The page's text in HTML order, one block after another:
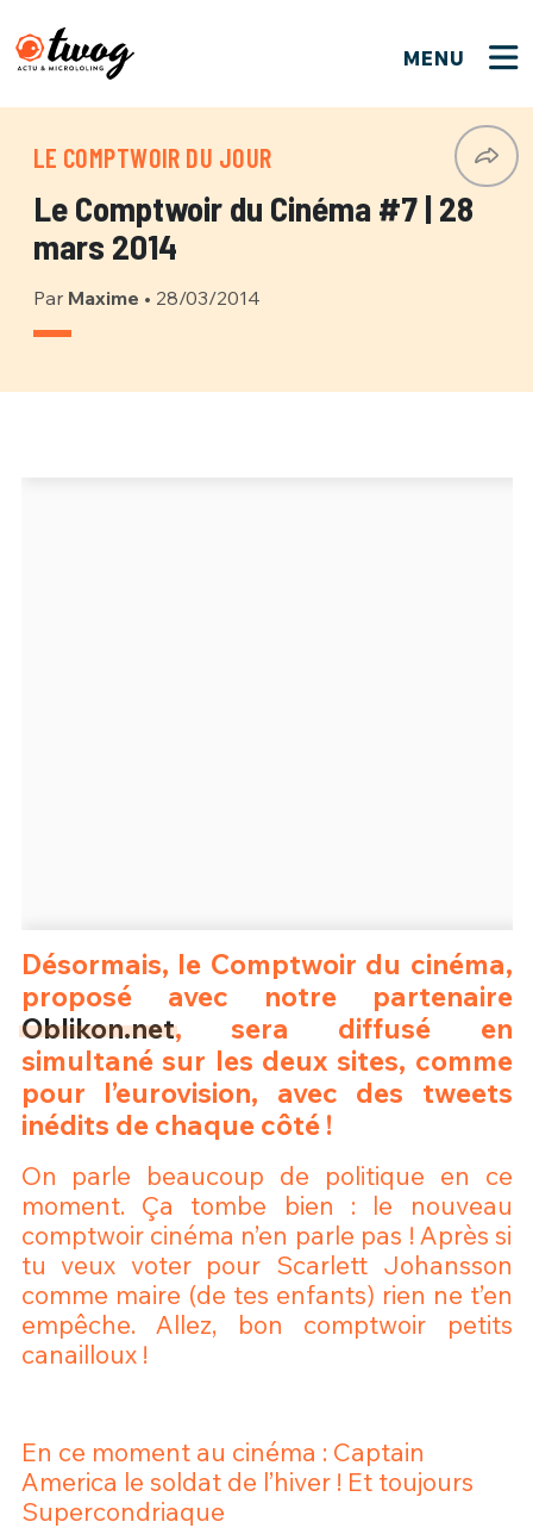
MENU
LE COMPTWOIR DU JOUR
Le Comptwoir du Cinéma #7 | 28
mars 2014
Par Maxime • 28/03/2014
Désormais, le Comptwoir du cinéma,
proposé avec notre partenaire
Oblikon.net, sera diffusé en
simultané sur les deux sites, comme
pour l’eurovision, avec des tweets
inédits de chaque côté !
On parle beaucoup de politique en ce
moment. Ça tombe bien : le nouveau
comptwoir cinéma n’en parle pas ! Après si
tu veux voter pour Scarlett Johansson
comme maire (de tes enfants) rien ne t’en
empêche. Allez, bon comptwoir petits
canailloux !
En ce moment au cinéma : Captain
America le soldat de l’hiver ! Et toujours
Supercondriaque
PSEUDO*
EMAIL*
Connexion
PSEUDO
FERMER
VOTRE PARTICIPATION
Que souhaitez-vous proposer ?
Quelques tweets
C'EST PARTI
Ma propre sélection